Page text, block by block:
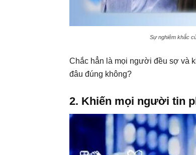
Sự nghiêm khắc
Chắc hẳn là mọi người đều sợ và
đâu đúng không?
2. Khiến mọi người tin